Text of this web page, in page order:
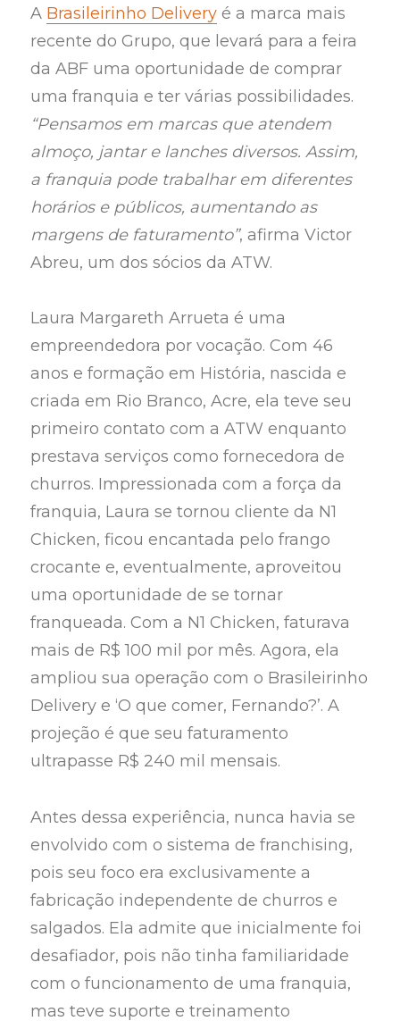
A Brasileirinho Delivery é a marca mais
recente do Grupo, que levará para a feira
da ABF uma oportunidade de comprar
uma franquia e ter várias possibilidades.
“Pensamos em marcas que atendem
almoço, jantar e lanches diversos. Assim,
a franquia pode trabalhar em diferentes
horários e públicos, aumentando as
margens de faturamento”, afirma Victor
Abreu, um dos sócios da ATW.
Laura Margareth Arrueta é uma
empreendedora por vocação. Com 46
anos e formação em História, nascida e
criada em Rio Branco, Acre, ela teve seu
primeiro contato com a ATW enquanto
prestava serviços como fornecedora de
churros. Impressionada com a força da
franquia, Laura se tornou cliente da N1
Chicken, ficou encantada pelo frango
crocante e, eventualmente, aproveitou
uma oportunidade de se tornar
franqueada. Com a N1 Chicken, faturava
mais de R$ 100 mil por mês. Agora, ela
ampliou sua operação com o Brasileirinho
Delivery e ‘O que comer, Fernando?’. A
projeção é que seu faturamento
ultrapasse R$ 240 mil mensais.
Antes dessa experiência, nunca havia se
envolvido com o sistema de franchising,
pois seu foco era exclusivamente a
fabricação independente de churros e
salgados. Ela admite que inicialmente foi
desafiador, pois não tinha familiaridade
com o funcionamento de uma franquia,
mas teve suporte e treinamento